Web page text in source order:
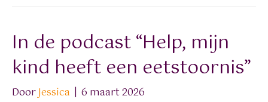
In de podcast “Help, mijn
kind heeft een eetstoornis”
DoorJessica | 6 maart 2026